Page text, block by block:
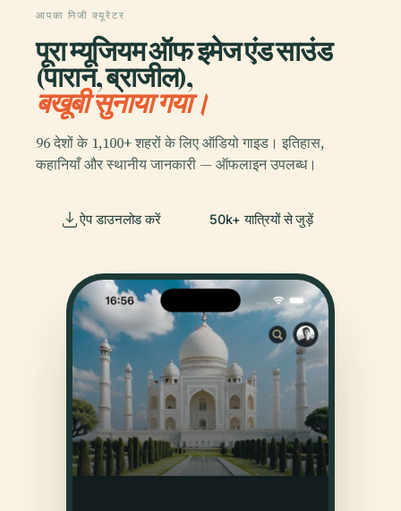
आपका निजी क्यूरेटर
पूरा म्यूजियम ऑफ इमेज एंड साउंड
(पारान, ब्राजील),
बखूबी सुनाया गया।
96 देशों के 1,100+ शहरों के लिए ऑडियो गाइड। इतिहास,
कहानियाँ और स्थानीय जानकारी — ऑफलाइन उपलब्ध।
ऐप डाउनलोड करें 50k+ यात्रियों से जुड़ें